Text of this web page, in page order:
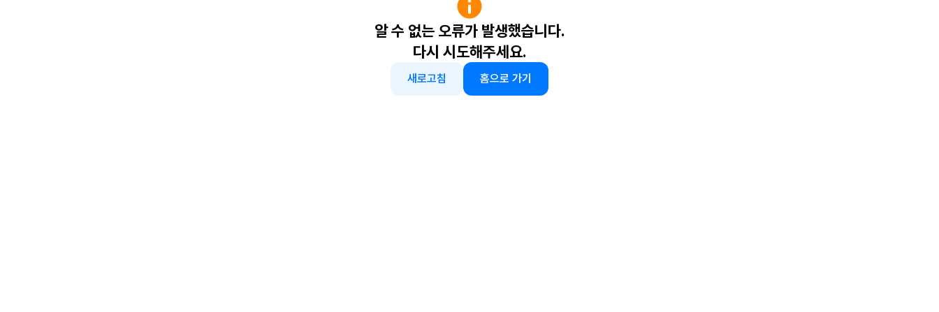
알 수 없는 오류가 발생했습니다.
다시 시도해주세요.
새로고침 홈으로 가기